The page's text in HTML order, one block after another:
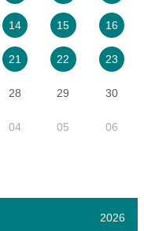
14 15 16
21 22 23
28 29 30
04 05 06
2026